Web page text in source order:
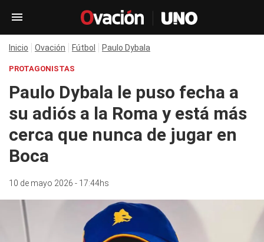
Inicio Ovación Fútbol Paulo Dybala
PROTAGONISTAS
Paulo Dybala le puso fecha a
su adiós a la Roma y está más
cerca que nunca de jugar en
Boca
10 de mayo 2026 - 17:44hs